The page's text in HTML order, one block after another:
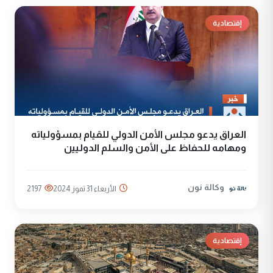
إقتصادية
العراق يدعو مجلس الأمن الدولي للقيام بمسؤولياته
ومهامه للحفاظ على الأمن والسلم الدوليين
وكالة نون الأربعاء 31 تموز 2024 2197
إقتصادية